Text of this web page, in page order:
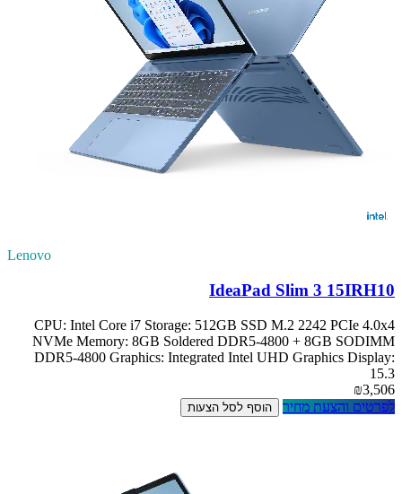
Lenovo
IdeaPad Slim 3 15IRH10
CPU: Intel Core i7 Storage: 512GB SSD M.2 2242 PCIe 4.0x4
NVMe Memory: 8GB Soldered DDR5-4800 + 8GB SODIMM
DDR5-4800 Graphics: Integrated Intel UHD Graphics Display:
15.3
₪3,506
לפרטים והצעת מחיר
הוסף לסל הצעות